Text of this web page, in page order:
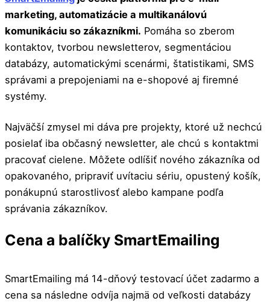
marketing, automatizácie a multikanálovú
komunikáciu so zákazníkmi. Pomáha so zberom
kontaktov, tvorbou newsletterov, segmentáciou
databázy, automatickými scenármi, štatistikami, SMS
správami a prepojeniami na e-shopové aj firemné
systémy.
Najväčší zmysel mi dáva pre projekty, ktoré už nechcú
posielať iba občasný newsletter, ale chcú s kontaktmi
pracovať cielene. Môžete odlíšiť nového zákazníka od
opakovaného, pripraviť uvítaciu sériu, opustený košík,
ponákupnú starostlivosť alebo kampane podľa
správania zákazníkov.
Cena a balíčky SmartEmailing
SmartEmailing má 14-dňový testovací účet zadarmo a
cena sa následne odvíja najmä od veľkosti databázy